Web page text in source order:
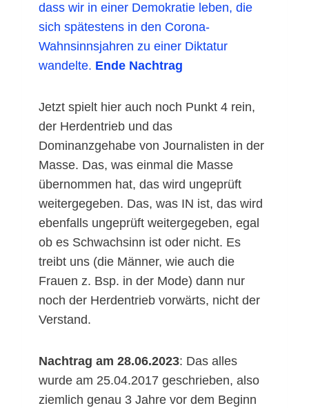
dass wir in einer Demokratie leben, die
sich spätestens in den Corona-
Wahnsinnsjahren zu einer Diktatur
wandelte. Ende Nachtrag
Jetzt spielt hier auch noch Punkt 4 rein,
der Herdentrieb und das
Dominanzgehabe von Journalisten in der
Masse. Das, was einmal die Masse
übernommen hat, das wird ungeprüft
weitergegeben. Das, was IN ist, das wird
ebenfalls ungeprüft weitergegeben, egal
ob es Schwachsinn ist oder nicht. Es
treibt uns (die Männer, wie auch die
Frauen z. Bsp. in der Mode) dann nur
noch der Herdentrieb vorwärts, nicht der
Verstand.
Nachtrag am 28.06.2023: Das alles
wurde am 25.04.2017 geschrieben, also
ziemlich genau 3 Jahre vor dem Beginn